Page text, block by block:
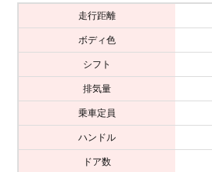
走行距離
ボディ色
シフト
排気量
乗車定員
ハンドル
ドア数